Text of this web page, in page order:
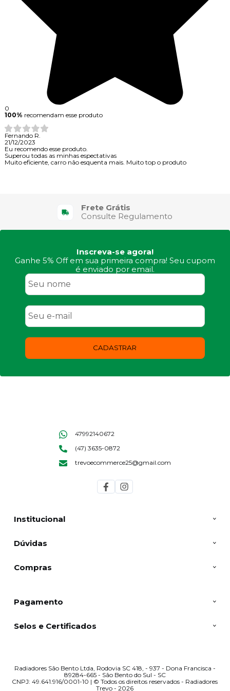
0
100% recomendam esse produto
Fernando R.
21/12/2023
Eu recomendo esse produto.
Superou todas as minhas espectativas
Muito eficiente, carro não esquenta mais. Muito top o produto
Frete Grátis
Consulte Regulamento
Inscreva-se agora!
Ganhe 5% Off em sua primeira compra! Seu cupom
é enviado por email.
CADASTRAR
Institucional
Dúvidas
Compras
47992140672
(47) 3635-0872
trevoecommerce25@gmail.com
Pagamento
Selos e Certificados
Radiadores São Bento Ltda, Rodovia SC 418, - 937 - Dona Francisca -
89284-665 - São Bento do Sul - SC
CNPJ: 49.641.916/0001-10 | © Todos os direitos reservados - Radiadores
Trevo - 2026